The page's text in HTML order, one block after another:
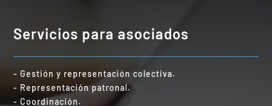
Servicios para asociados
- Gestión y representación colectiva.
- Representación patronal.
- Coordinación.